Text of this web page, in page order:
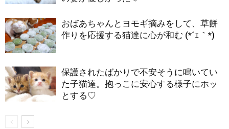
おばあちゃんとヨモギ摘みをして、草餅
作りを応援する猫達に心が和む (*´ｪ｀*)
保護されたばかりで不安そうに鳴いてい
た子猫達。抱っこに安心する様子にホッ
とする♡